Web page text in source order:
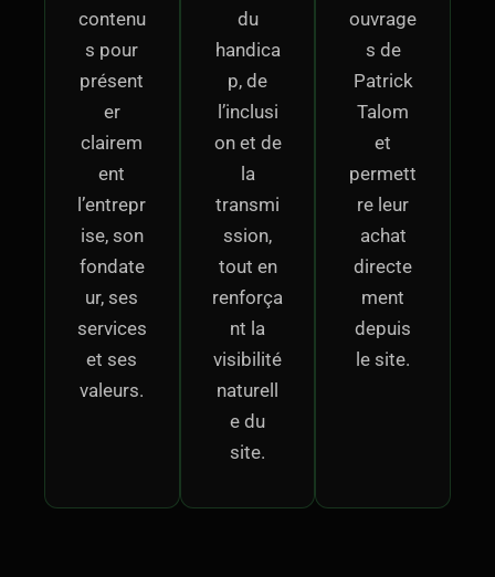
contenu
s pour
présent
er
clairem
ent
l’entrepr
ise, son
fondate
ur, ses
services
et ses
valeurs.
du
handica
p, de
l’inclusi
on et de
la
transmi
ssion,
tout en
renforça
nt la
visibilité
naturell
e du
site.
ouvrage
s de
Patrick
Talom
et
permett
re leur
achat
directe
ment
depuis
le site.